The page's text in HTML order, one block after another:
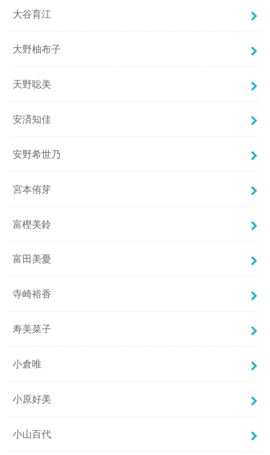
大谷育江
大野柚布子
天野聡美
安済知佳
安野希世乃
宮本侑芽
富樫美鈴
富田美憂
寺崎裕香
寿美菜子
小倉唯
小原好美
小山百代